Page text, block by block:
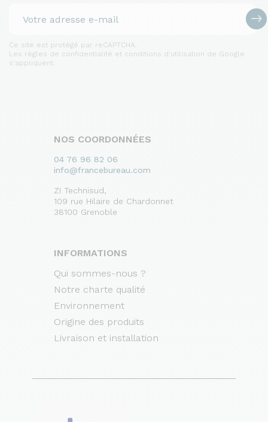
Ce site est protégé par reCAPTCHA.
Les règles de confidentialité et conditions d'utilisation de Google
s'appliquent.
NOS COORDONNÉES
04 76 96 82 06
info@francebureau.com
ZI Technisud,
109 rue Hilaire de Chardonnet
38100 Grenoble
INFORMATIONS
Qui sommes-nous ?
Notre charte qualité
Environnement
Origine des produits
Livraison et installation